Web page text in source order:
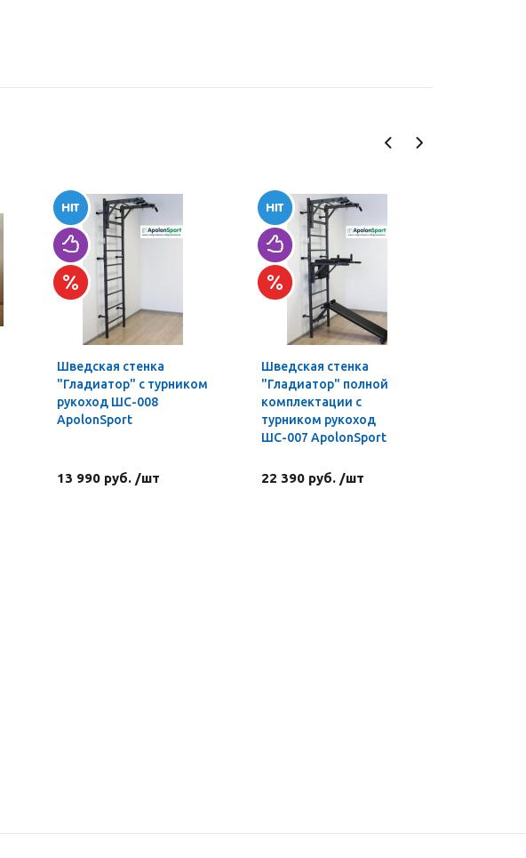
Шведская стенка
"Гладиатор" с турником
рукоход ШС-008
ApolonSport
13 990 руб. /шт
Шведская стенка
"Гладиатор" полной
комплектации с
турником рукоход
ШС-007 ApolonSport
22 390 руб. /шт